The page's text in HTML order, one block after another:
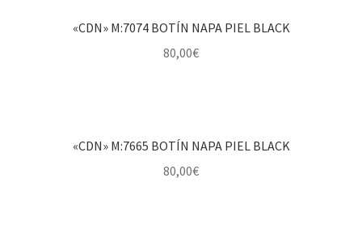
«CDN» M:7074 BOTÍN NAPA PIEL BLACK
80,00€
«CDN» M:7665 BOTÍN NAPA PIEL BLACK
80,00€